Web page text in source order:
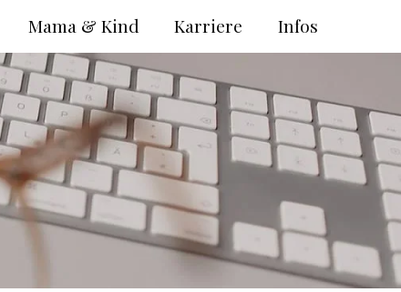
Infos
Karriere
Mama & Kind